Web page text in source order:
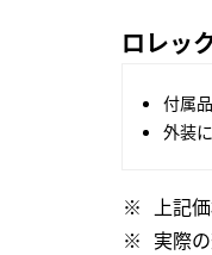
ロレッ
付属
外装
上記
実際